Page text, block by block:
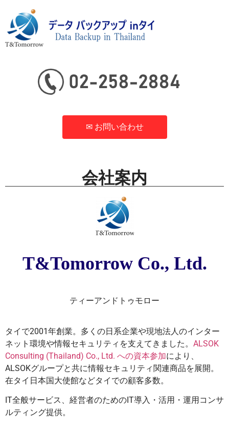
✉ お問い合わせ
会社案内 T&Tomorrow
Co., Ltd.
会社案内
T&Tomorrow Co., Ltd.
ティーアンドトゥモロー
タイで2001年創業。多くの日系企業や現地法人のインター
ネット環境や情報セキュリティを支えてきました。 ALSOK
Consulting (Thailand) Co., Ltd. への資本参加により、
ALSOKグループと共に情報セキュリティ関連商品を展開。
在タイ日本国大使館などタイでの顧客多数。
IT全般サービス、経営者のためのIT導入・活用・運用コンサ
ルティング提供。